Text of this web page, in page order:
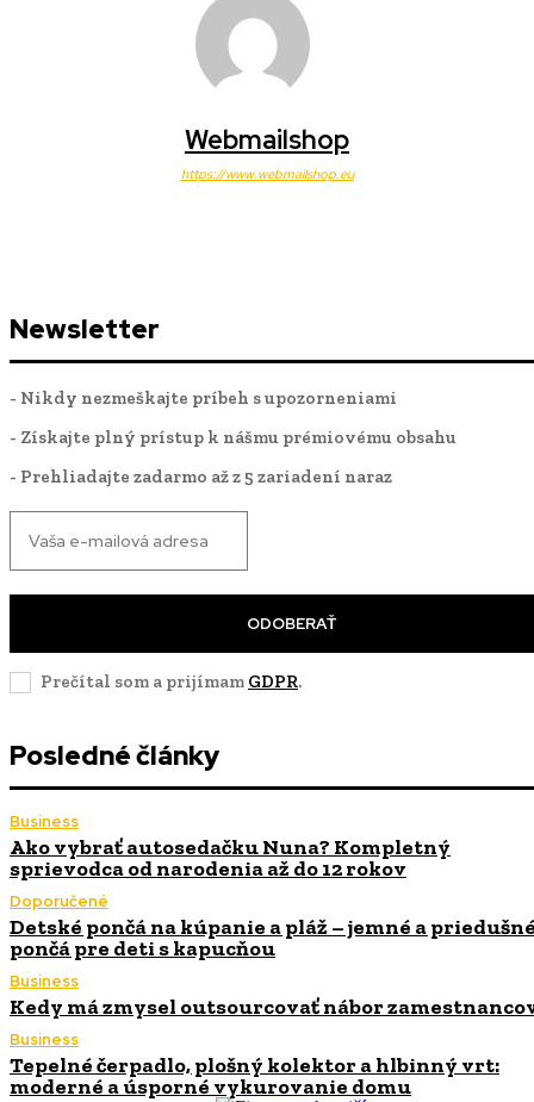
Webmailshop
https://www.webmailshop.eu
Newsletter
- Nikdy nezmeškajte príbeh s upozorneniami
- Získajte plný prístup k nášmu prémiovému obsahu
- Prehliadajte zadarmo až z 5 zariadení naraz
ODOBERAŤ
Prečítal som a prijímam GDPR.
Posledné články
Business
Ako vybrať autosedačku Nuna? Kompletný
sprievodca od narodenia až do 12 rokov
Doporučené
Detské pončá na kúpanie a pláž – jemné a
pončá pre deti s kapucňou
Business
Kedy má zmysel outsourcovať nábor
Business
Tepelné čerpadlo, plošný kolektor a hlbinný vrt:
moderné a úsporné vykurovanie domu